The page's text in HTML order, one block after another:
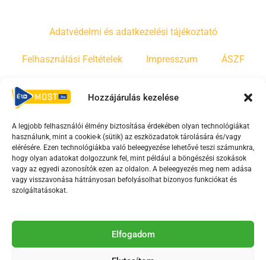
Hozzájárulás kezelése
A legjobb felhasználói élmény biztosítása érdekében olyan technológiákat
használunk, mint a cookie-k (sütik) az eszközadatok tárolására és/vagy
elérésére. Ezen technológiákba való beleegyezése lehetővé teszi számunkra,
hogy olyan adatokat dolgozzunk fel, mint például a böngészési szokások
vagy az egyedi azonosítók ezen az oldalon. A beleegyezés meg nem adása
vagy visszavonása hátrányosan befolyásolhat bizonyos funkciókat és
szolgáltatásokat.
Elfogadom
Adatvédelmi és adatkezelési tájékoztató
Felhasználási Feltételek Impresszum ÁSZF
Irányelvek
F
a
c
e
b
o
-
Y
o
u
t
u
e
s
T
i
k
t
Az Érd Média médiaszolgáltatási tevékenységét a
Médiatanács a Magyar Média Mecenatúra program